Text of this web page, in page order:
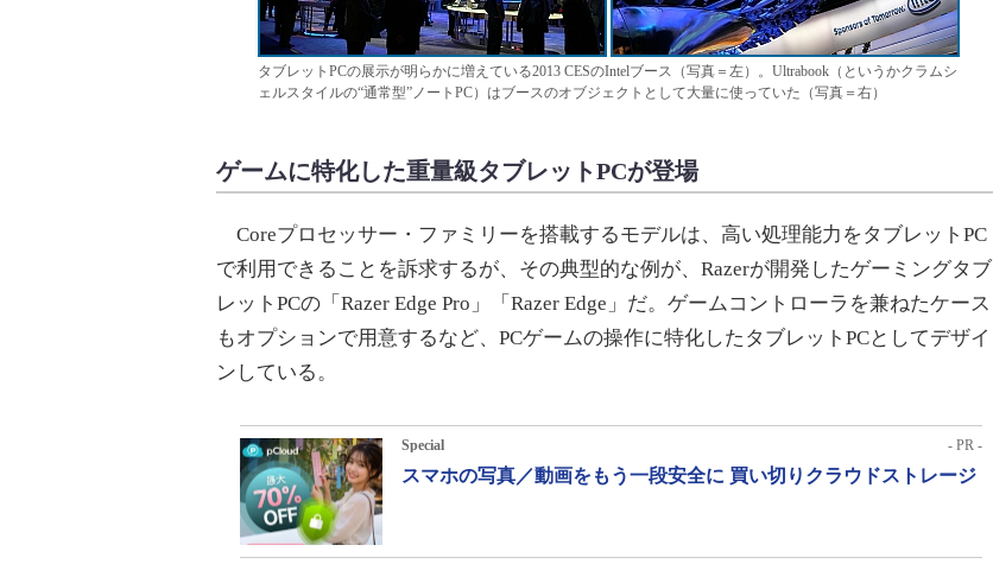
タブレットPCの展示が明らかに増えている2013 CESのIntelブース（写真＝左）。Ultrabook（というかクラムシ
ェルスタイルの“通常型”ノートPC）はブースのオブジェクトとして大量に使っていた（写真＝右）
ゲームに特化した重量級タブレットPCが登場
Coreプロセッサー・ファミリーを搭載するモデルは、高い処理能力をタブレットPC
で利用できることを訴求するが、その典型的な例が、Razerが開発したゲーミングタブ
レットPCの「Razer Edge Pro」「Razer Edge」だ。ゲームコントローラを兼ねたケース
もオプションで用意するなど、PCゲームの操作に特化したタブレットPCとしてデザイ
ンしている。
Special - PR -
スマホの写真／動画をもう一段安全に 買い切りクラウドストレージ